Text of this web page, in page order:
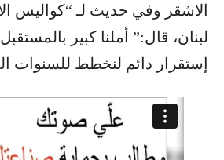
الاشقر وفي حديث لـ “كواليس
لبنان، قال:” أملنا كبير
إستقرار دائم لنخطط للسنوات